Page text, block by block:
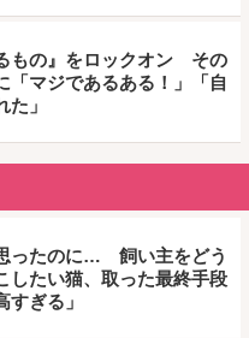
もの』をロックオン その
「マジであるある！」「自
た」
ったのに… 飼い主をどう
したい猫、取った最終手段
すぎる」